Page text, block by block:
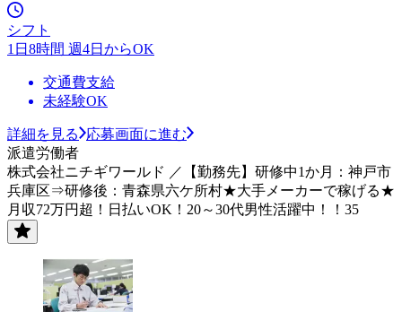
シフト
1日8時間 週4日からOK
交通費支給
未経験OK
詳細を見る
応募画面に進む
派遣労働者
株式会社ニチギワールド ／【勤務先】研修中1か月：神戸市
兵庫区⇒研修後：青森県六ケ所村★大手メーカーで稼げる★
月収72万円超！日払いOK！20～30代男性活躍中！！35